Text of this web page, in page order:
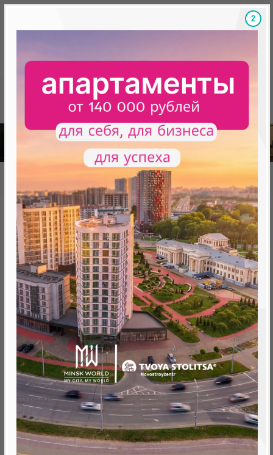
Скидки на новостройки, бонусы Готовые
База новостроек Минска «Минск Мир»
9.5 "Монтевидео", квартал "Южная Америка"
9.5 "Монтевидео", квартал
"Южная Америка"
от 0 BYN (0 USD)
Минск, Октябрьский, ул. Теслы 30
метро «Ковальская Слобода», 566 м
1